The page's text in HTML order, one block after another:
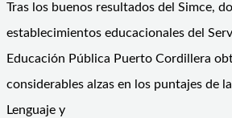
Tras los buenos resultados del Simce,
establecimientos educacionales del
Educación Pública Puerto Cordillera
considerables alzas en los puntajes de
Lenguaje y